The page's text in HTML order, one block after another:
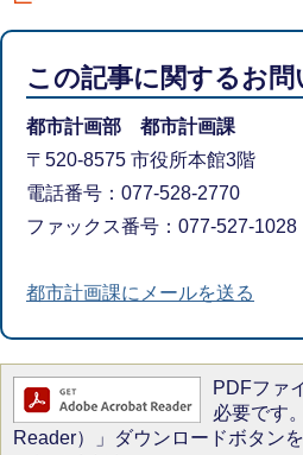
この記事に関するお
都市計画部 都市計画課
〒520-8575 市役所本館3階
電話番号：077-528-2770
ファックス番号：077-527-1028
都市計画課にメールを送る
PDFファ
必要です
Reader）」ダウンロードボタン